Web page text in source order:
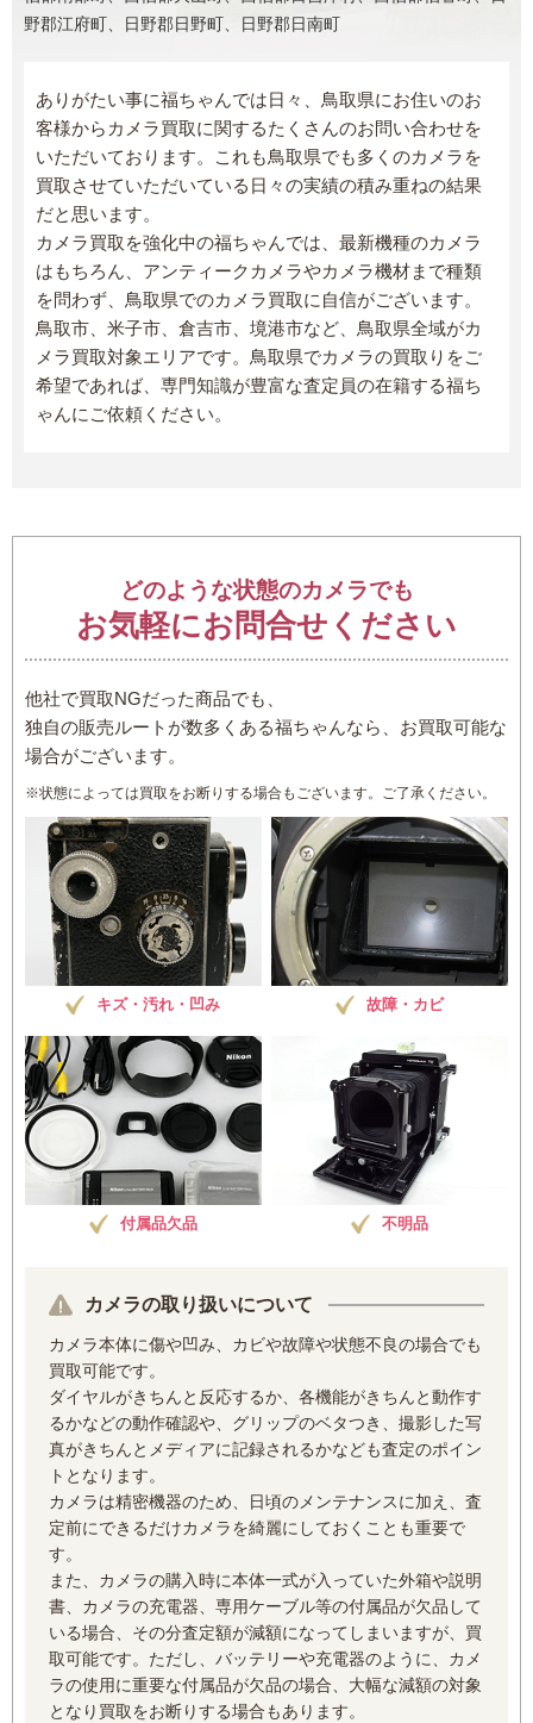
野郡江府町、日野郡日野町、日野郡日南町
ありがたい事に福ちゃんでは日々、鳥取県にお住いのお
客様からカメラ買取に関するたくさんのお問い合わせを
いただいております。これも鳥取県でも多くのカメラを
買取させていただいている日々の実績の積み重ねの結果
だと思います。
カメラ買取を強化中の福ちゃんでは、最新機種のカメラ
はもちろん、アンティークカメラやカメラ機材まで種類
を問わず、鳥取県でのカメラ買取に自信がございます。
鳥取市、米子市、倉吉市、境港市など、鳥取県全域がカ
メラ買取対象エリアです。鳥取県でカメラの買取りをご
希望であれば、専門知識が豊富な査定員の在籍する福ち
ゃんにご依頼ください。
どのような状態のカメラでも
お気軽にお問合せください
他社で買取NGだった商品でも、
独自の販売ルートが数多くある福ちゃんなら、お買取可能な
場合がございます。
※状態によっては買取をお断りする場合もございます。ご了承ください。
キズ・汚れ・凹み 故障・カビ
付属品欠品 不明品
カメラの取り扱いについて
カメラ本体に傷や凹み、カビや故障や状態不良の場合でも
買取可能です。
ダイヤルがきちんと反応するか、各機能がきちんと動作す
るかなどの動作確認や、グリップのベタつき、撮影した写
真がきちんとメディアに記録されるかなども査定のポイン
トとなります。
カメラは精密機器のため、日頃のメンテナンスに加え、査
定前にできるだけカメラを綺麗にしておくことも重要で
す。
また、カメラの購入時に本体一式が入っていた外箱や説明
書、カメラの充電器、専用ケーブル等の付属品が欠品して
いる場合、その分査定額が減額になってしまいますが、買
取可能です。ただし、バッテリーや充電器のように、カメ
ラの使用に重要な付属品が欠品の場合、大幅な減額の対象
となり買取をお断りする場合もあります。